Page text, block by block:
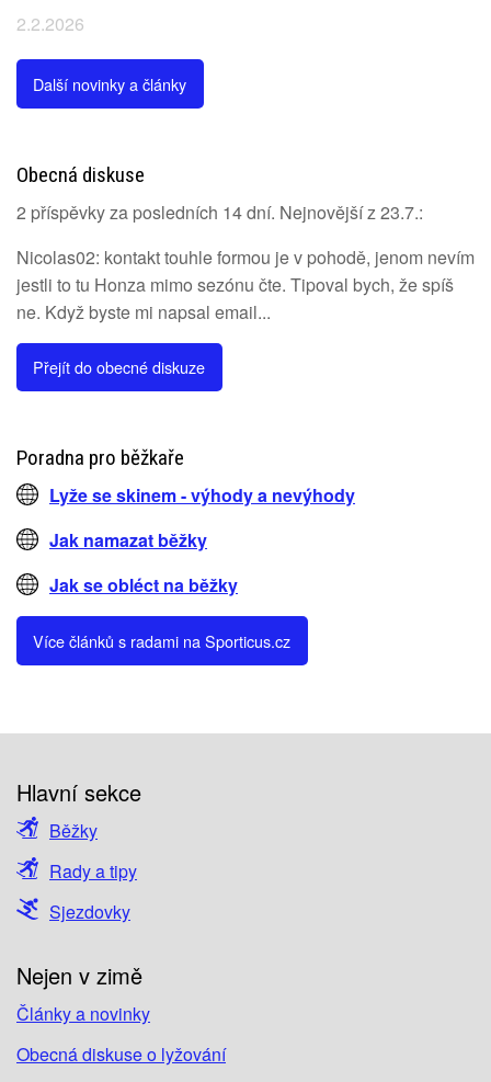
2.2.2026
Další novinky a články
Obecná diskuse
2 příspěvky za posledních 14 dní. Nejnovější z 23.7.:
Nicolas02: kontakt touhle formou je v pohodě, jenom nevím
jestli to tu Honza mimo sezónu čte. Tipoval bych, že spíš
ne. Když byste mi napsal email...
Přejít do obecné diskuze
Poradna pro běžkaře
Lyže se skinem - výhody a nevýhody
Jak namazat běžky
Jak se obléct na běžky
Více článků s radami na Sporticus.cz
Hlavní sekce
Běžky
Rady a tipy
Sjezdovky
Nejen v zimě
Články a novinky
Obecná diskuse o lyžování